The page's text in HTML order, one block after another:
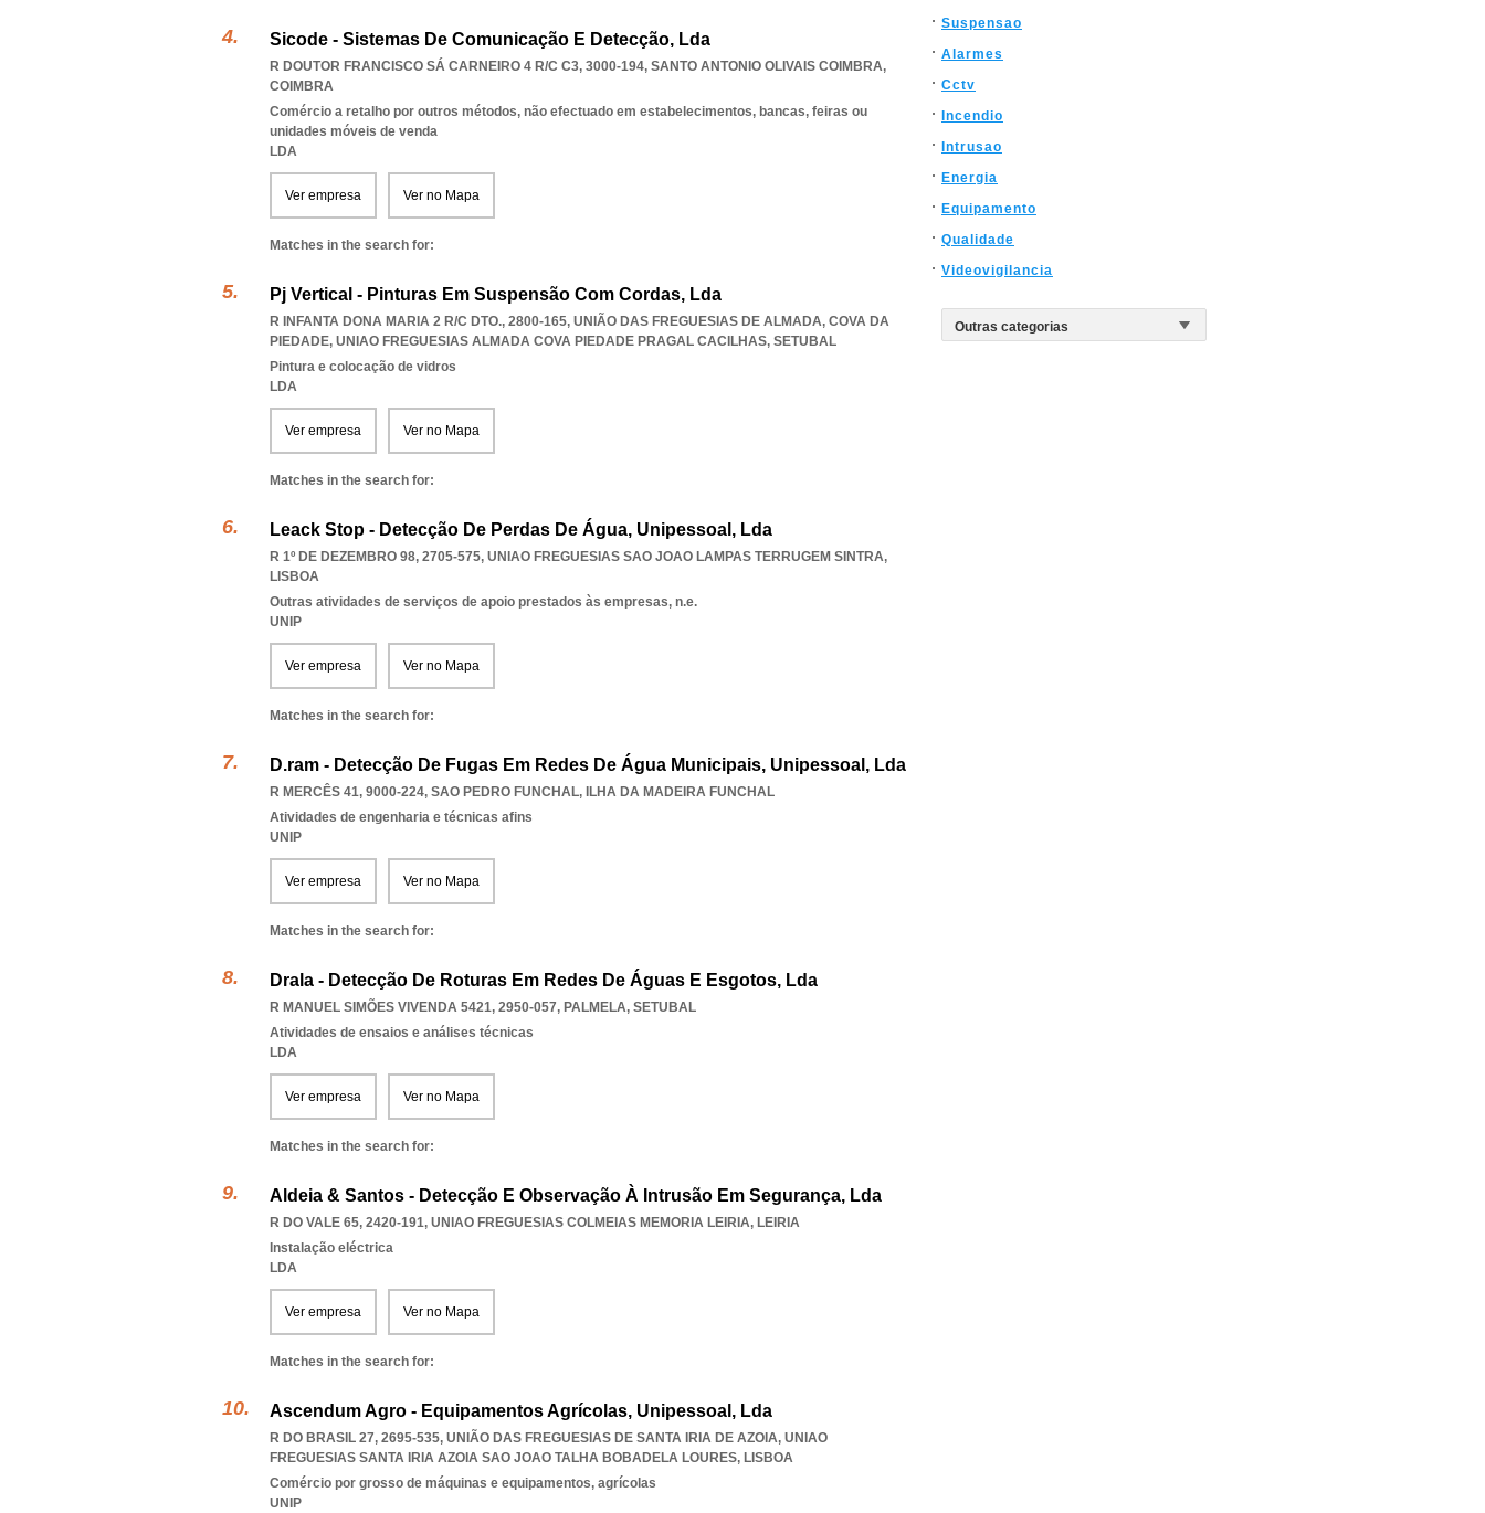
Sicode - Sistemas De Comunicação E Detecção, Lda
R DOUTOR FRANCISCO SÁ CARNEIRO 4 R/C C3, 3000-194, SANTO ANTONIO OLIVAIS COIMBRA,
COIMBRA
Comércio a retalho por outros métodos, não efectuado em estabelecimentos, bancas, feiras ou
unidades móveis de venda
LDA
Ver empresa Ver no Mapa
Matches in the search for:
Pj Vertical - Pinturas Em Suspensão Com Cordas, Lda
R INFANTA DONA MARIA 2 R/C DTO., 2800-165, UNIÃO DAS FREGUESIAS DE ALMADA, COVA DA
PIEDADE, UNIAO FREGUESIAS ALMADA COVA PIEDADE PRAGAL CACILHAS, SETUBAL
Pintura e colocação de vidros
LDA
Ver empresa Ver no Mapa
Matches in the search for:
Leack Stop - Detecção De Perdas De Água, Unipessoal, Lda
R 1º DE DEZEMBRO 98, 2705-575, UNIAO FREGUESIAS SAO JOAO LAMPAS TERRUGEM SINTRA,
LISBOA
Outras atividades de serviços de apoio prestados às empresas, n.e.
UNIP
Ver empresa Ver no Mapa
Matches in the search for:
D.ram - Detecção De Fugas Em Redes De Água Municipais, Unipessoal, Lda
R MERCÊS 41, 9000-224, SAO PEDRO FUNCHAL, ILHA DA MADEIRA FUNCHAL
Atividades de engenharia e técnicas afins
UNIP
Ver empresa Ver no Mapa
Matches in the search for:
Drala - Detecção De Roturas Em Redes De Águas E Esgotos, Lda
R MANUEL SIMÕES VIVENDA 5421, 2950-057, PALMELA, SETUBAL
Atividades de ensaios e análises técnicas
LDA
Ver empresa Ver no Mapa
Matches in the search for:
Aldeia & Santos - Detecção E Observação À Intrusão Em Segurança, Lda
R DO VALE 65, 2420-191, UNIAO FREGUESIAS COLMEIAS MEMORIA LEIRIA, LEIRIA
Instalação eléctrica
LDA
Ver empresa Ver no Mapa
Matches in the search for:
Ascendum Agro - Equipamentos Agrícolas, Unipessoal, Lda
R DO BRASIL 27, 2695-535, UNIÃO DAS FREGUESIAS DE SANTA IRIA DE AZOIA, UNIAO
FREGUESIAS SANTA IRIA AZOIA SAO JOAO TALHA BOBADELA LOURES, LISBOA
Comércio por grosso de máquinas e equipamentos, agrícolas
UNIP
Suspensao
Alarmes
Cctv
Incendio
Intrusao
Energia
Equipamento
Qualidade
Videovigilancia